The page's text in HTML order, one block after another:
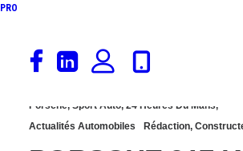
PRO
Porsche, Sport Auto, 24 Heures Du Mans,
Actualités Automobiles
Rédaction,